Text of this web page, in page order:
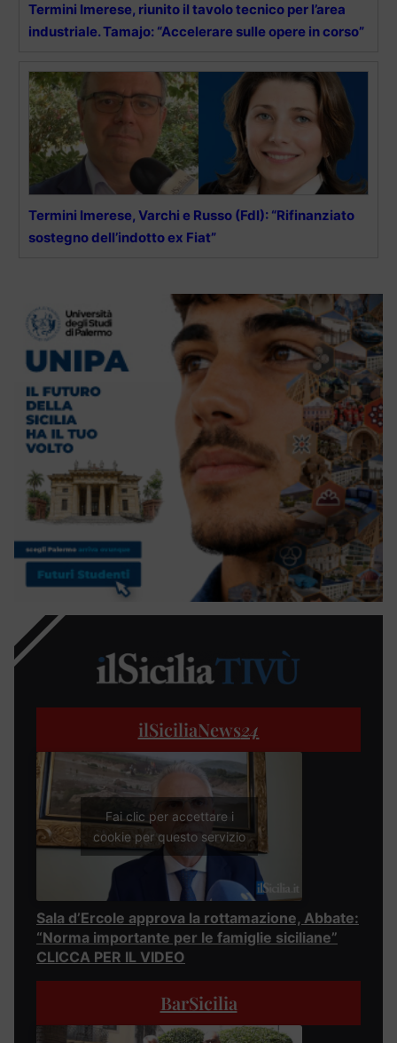
Termini Imerese, riunito il tavolo tecnico per l’area
industriale. Tamajo: “Accelerare sulle opere in corso”
Termini Imerese, Varchi e Russo (FdI): “Rifinanziato
sostegno dell’indotto ex Fiat”
ilSiciliaNews24
Fai clic per accettare i
cookie per questo servizio
Sala d’Ercole approva la rottamazione, Abbate:
“Norma importante per le famiglie siciliane”
CLICCA PER IL VIDEO
BarSicilia